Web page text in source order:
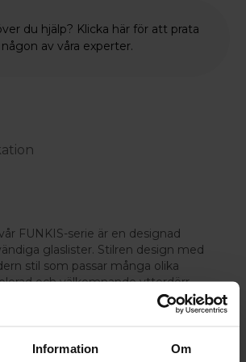
Information Om
du hjälp? Klicka här för att prata
av våra experter.
FUNKIS-serie är en designad
glaslister. Stilren design med
stil som passar många olika
och välkomnande ytterdörr.
installation. Dörrbladet har en tjocklek